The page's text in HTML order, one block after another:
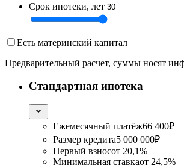
Срок ипотеки, лет
Есть материнский капитал
Предварительный расчет, суммы носят
Cтандартная ипотека
Ежемесячный платёж66 400₽
Размер кредита5 000 000₽
Первый взносот 20,1%
Минимальная ставкаот 24,5%